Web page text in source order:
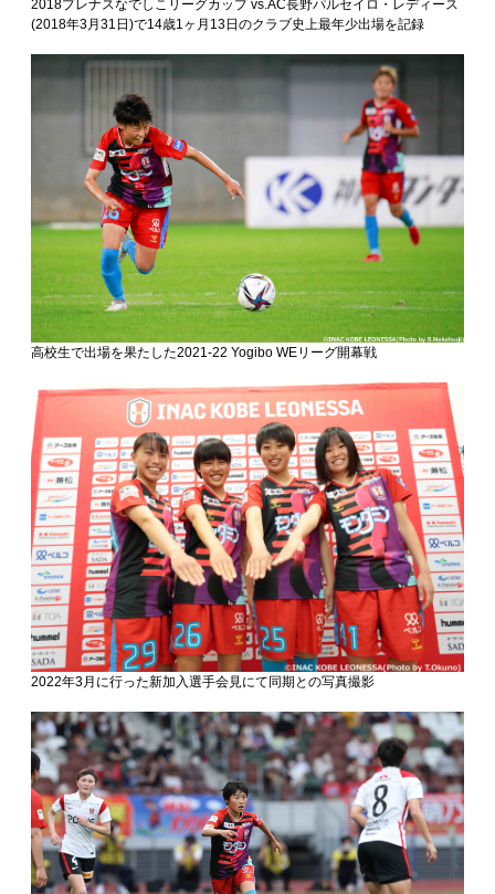
2018プレナスなでしこリーグカップ vs.AC長野パルセイロ・レディース
(2018年3月31日)で14歳1ヶ月13日のクラブ史上最年少出場を記録
高校生で出場を果たした2021-22 Yogibo WEリーグ開幕戦
2022年3月に行った新加入選手会見にて同期との写真撮影